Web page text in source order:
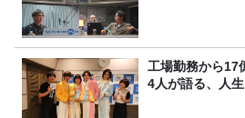
工場勤務から17
4人が語る、人